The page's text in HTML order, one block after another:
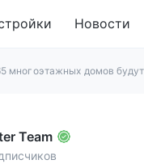
Новости
многоэтажных домов
Team